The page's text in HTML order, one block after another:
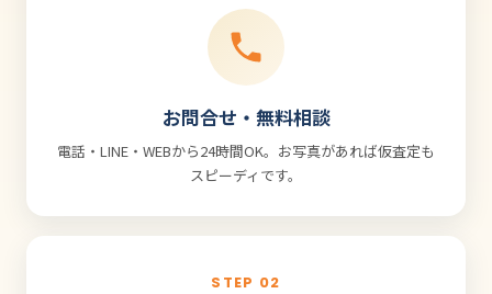
お問合せ・無料相談
電話・LINE・WEBから24時間OK。お写真があれば仮査定も
スピーディです。
STEP 02